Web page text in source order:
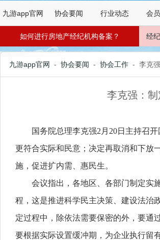
九游app官网 协会要闻 行业动态 会
如何进行房地产经纪机构备案？ 经
九游app官网 - 协会要闻 - 协会工作 - 李克
李克强：
国务院总理李克强2月20日主持召
更符合实际和民意；决定再取消和下放
施，促进扩内需、惠民生。
会议指出，各地区、各部门制定实
程，这是推进科学民主决策、建设法治
定过程中，除依法需要保密的外，要通
要根据实际设置缓冲期，为企业执行留